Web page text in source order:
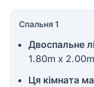
Спальня 1
Двоспальне
1.80m x 2.00m
Ця кімната